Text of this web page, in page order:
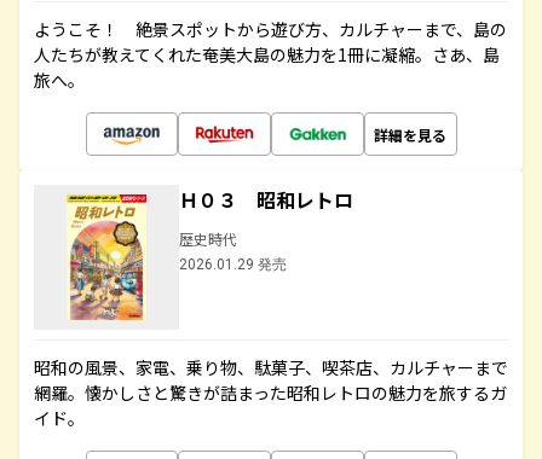
ようこそ！ 絶景スポットから遊び方、カルチャーまで、島の
人たちが教えてくれた奄美大島の魅力を1冊に凝縮。さあ、島
旅へ。
詳細を見る
Ｈ０３ 昭和レトロ
歴史時代
2026.01.29 発売
昭和の風景、家電、乗り物、駄菓子、喫茶店、カルチャーまで
網羅。懐かしさと驚きが詰まった昭和レトロの魅力を旅するガ
イド。